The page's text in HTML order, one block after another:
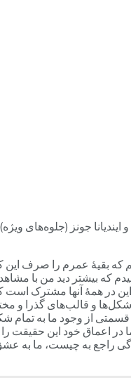
بقیۀ عمرم را صرف این
که بیشتر دید من با
در همۀ آنها مشترک
و قالب‌های گذرا و
از وجود ما به
اعماق خود این حقیقت
زندگی راجع به چیست، ما